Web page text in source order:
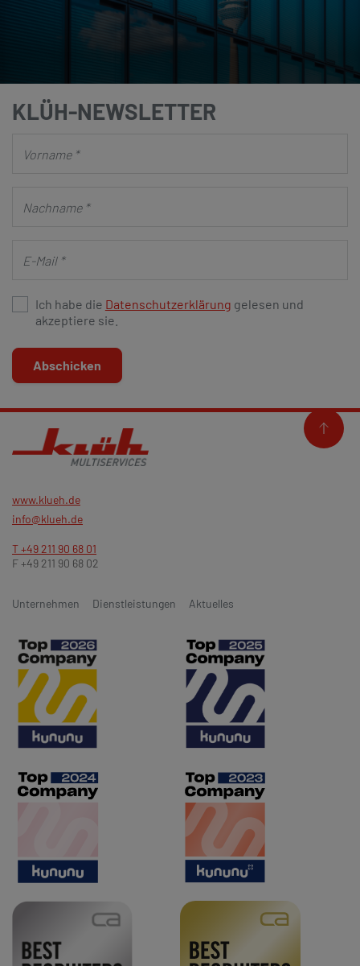
KLÜH-NEWSLETTER
Ich habe die Datenschutzerklärung gelesen und
akzeptiere sie.
Abschicken
Unternehmen Dienstleistungen Aktuelles
www.klueh.de
info@klueh.de
T +49 211 90 68 01
F +49 211 90 68 02